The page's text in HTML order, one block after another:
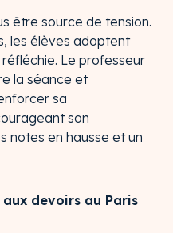
être source de tension.
les élèves adoptent
Le professeur
la séance et
sa
son
notes en hausse et un
devoirs au Paris